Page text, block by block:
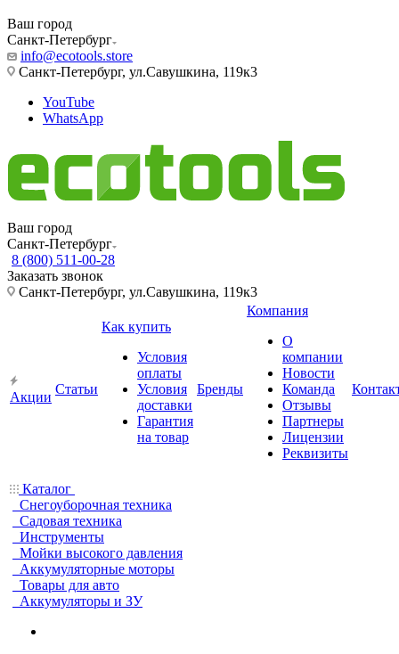
Ваш город
Санкт-Петербург
info@ecotools.store
Санкт-Петербург, ул.Савушкина, 119к3
YouTube
WhatsApp
Ваш город
Санкт-Петербург
8 (800) 511-00-28
Заказать звонок
Санкт-Петербург, ул.Савушкина, 119к3
Акции
Статьи
Как купить
Условия
оплаты
Условия
доставки
Гарантия
на товар
Бренды
Компания
О
компании
Новости
Команда
Отзывы
Партнеры
Лицензии
Реквизиты
Каталог
Снегоуборочная техника
Садовая техника
Инструменты
Мойки высокого давления
Аккумуляторные моторы
Товары для авто
Аккумуляторы и ЗУ